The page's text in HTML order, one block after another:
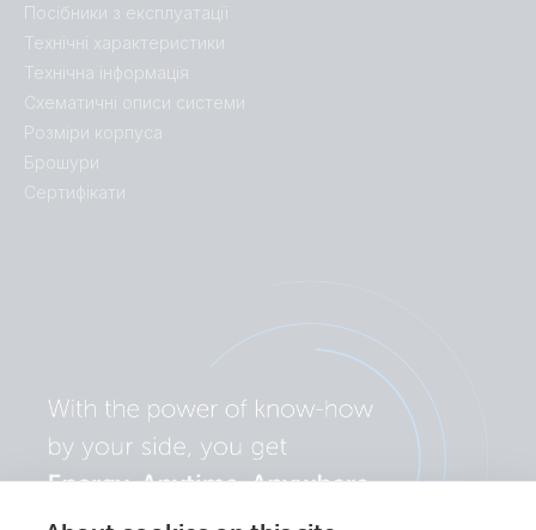
Посібники з експлуатації
Технічні характеристики
Технічна інформація
Схематичні описи системи
Розміри корпуса
Брошури
Сертифікати